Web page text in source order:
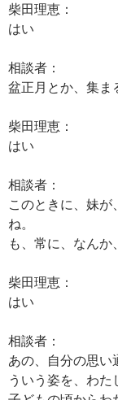
柴田理恵：
はい
相談者：
盆正月とか、集ま
柴田理恵：
はい
相談者：
このときに、妹が
ね。
も、常に、なんか
柴田理恵：
はい
相談者：
あの、自分の思い
ういう姿を、わた